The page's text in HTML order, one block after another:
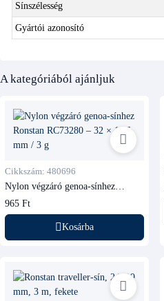
Sínszélesség
Gyártói azonosító
A kategóriából ajánljuk
Cikkszám: 480696
Nylon végzáró genoa-sínhez
Ronstan RC73280
965 Ft
Kosárba